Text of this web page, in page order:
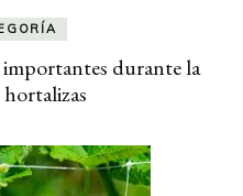
durante la
hortalizas